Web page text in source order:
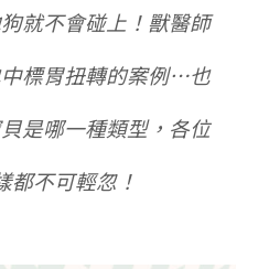
就不會碰上！獸醫師
標胃扭轉的案例…也
是哪一種類型，各位
都不可輕忽！